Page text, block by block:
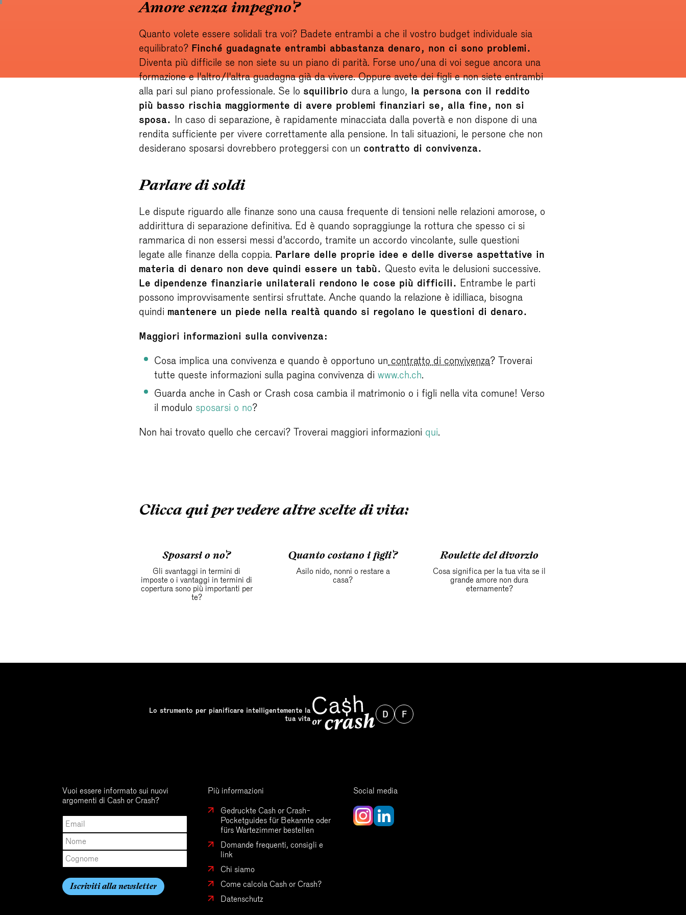
Amore senza impegno?
Quanto volete essere solidali tra voi? Badete entrambi a che il vostro budget individuale sia
equilibrato? Finché guadagnate entrambi abbastanza denaro, non ci sono problemi.
Diventa più difficile se non siete su un piano di parità. Forse uno/una di voi segue ancora una
formazione e l'altro/l'altra guadagna già da vivere. Oppure avete dei figli e non siete entrambi
alla pari sul piano professionale. Se lo squilibrio dura a lungo, la persona con il reddito
più basso rischia maggiormente di avere problemi finanziari se, alla fine, non si
sposa. In caso di separazione, è rapidamente minacciata dalla povertà e non dispone di una
rendita sufficiente per vivere correttamente alla pensione. In tali situazioni, le persone che non
desiderano sposarsi dovrebbero proteggersi con un contratto di convivenza.
Parlare di soldi
Le dispute riguardo alle finanze sono una causa frequente di tensioni nelle relazioni amorose, o
addirittura di separazione definitiva. Ed è quando sopraggiunge la rottura che spesso ci si
rammarica di non essersi messi d'accordo, tramite un accordo vincolante, sulle questioni
legate alle finanze della coppia. Parlare delle proprie idee e delle diverse aspettative in
materia di denaro non deve quindi essere un tabù. Questo evita le delusioni successive.
Le dipendenze finanziarie unilaterali rendono le cose più difficili. Entrambe le parti
possono improvvisamente sentirsi sfruttate. Anche quando la relazione è idilliaca, bisogna
quindi mantenere un piede nella realtà quando si regolano le questioni di denaro.
Maggiori informazioni sulla convivenza:
Cosa implica una convivenza e quando è opportuno un contratto di convivenza? Troverai
tutte queste informazioni sulla pagina convivenza di www.ch.ch.
Guarda anche in Cash or Crash cosa cambia il matrimonio o i figli nella vita comune! Verso
il modulo sposarsi o no?
Non hai trovato quello che cercavi? Troverai maggiori informazioni qui.
Clicca qui per vedere altre scelte di vita:
Sposarsi o no?
Gli svantaggi in termini di
imposte o i vantaggi in termini di
copertura sono più importanti per
te?
Quanto costano i figli?
Asilo nido, nonni o restare a
casa?
Roulette del divorzio
Cosa significa per la tua vita se il
grande amore non dura
eternamente?
Lo strumento per pianificare intelligentemente la
tua vita
D F
Vuoi essere informato sui nuovi
argomenti di Cash or Crash?
Più informazioni
Gedruckte Cash or Crash-
Pocketguides für Bekannte oder
fürs Wartezimmer bestellen
Domande frequenti, consigli e
link
Chi siamo
Come calcola Cash or Crash?
Datenschutz
Social media